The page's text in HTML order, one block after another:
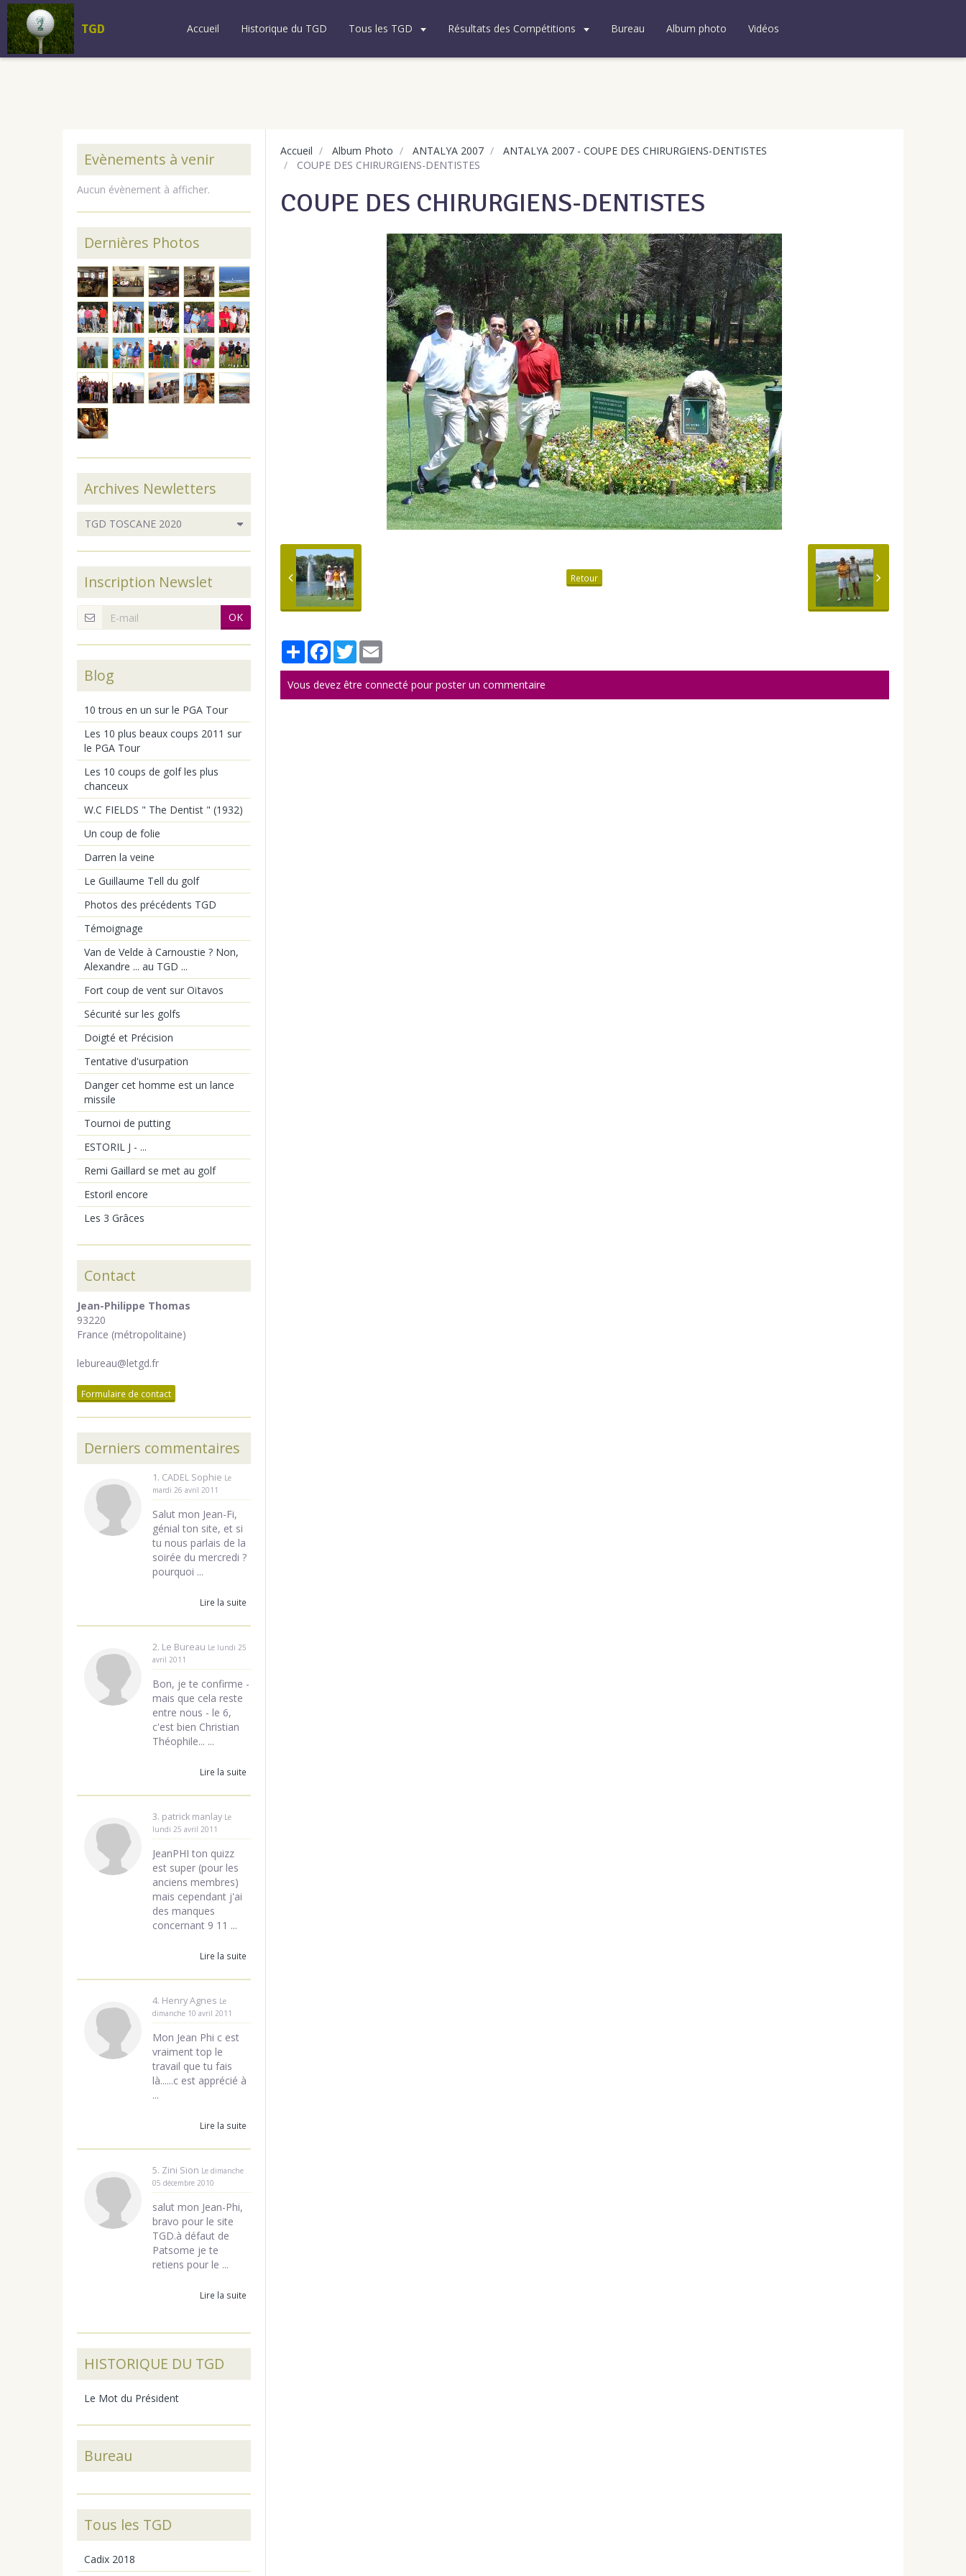
TGD Accueil Historique du TGD Tous les TGD Résultats des Compétitions Bureau Album photo Vidéos
Accueil Album Photo ANTALYA 2007
ANTALYA 2007 - COUPE DES CHIRURGIENS-DENTISTES
COUPE DES CHIRURGIENS-DENTISTES
COUPE DES CHIRURGIENS-DENTISTES
Retour
PartagerFacebook
TwitterEmail
Vous devez être connecté pour poster un commentaire
Evènements à venir
Aucun évènement à afficher.
Dernières Photos
Archives Newletters
Inscription Newslet
OK
Blog
10 trous en un sur le PGA Tour
Les 10 plus beaux coups 2011 sur
le PGA Tour
Les 10 coups de golf les plus
chanceux
W.C FIELDS " The Dentist " (1932)
Un coup de folie
Darren la veine
Le Guillaume Tell du golf
Photos des précédents TGD
Témoignage
Van de Velde à Carnoustie ? Non,
Alexandre ... au TGD ...
Fort coup de vent sur Oïtavos
Sécurité sur les golfs
Doigté et Précision
Tentative d'usurpation
Danger cet homme est un lance
missile
Tournoi de putting
ESTORIL J - ...
Remi Gaillard se met au golf
Estoril encore
Les 3 Grâces
Contact
Jean-Philippe Thomas
93220
France (métropolitaine)
lebureau@letgd.fr
Formulaire de contact
Derniers commentaires
1. CADEL Sophie Le
mardi 26 avril 2011
Salut mon Jean-Fi,
génial ton site, et si
tu nous parlais de la
soirée du mercredi ?
pourquoi ...
Lire la suite
2. Le Bureau Le lundi 25
avril 2011
Bon, je te confirme -
mais que cela reste
entre nous - le 6,
c'est bien Christian
Théophile... ...
Lire la suite
3. patrick manlay Le
lundi 25 avril 2011
JeanPHI ton quizz
est super (pour les
anciens membres)
mais cependant j'ai
des manques
concernant 9 11 ...
Lire la suite
4. Henry Agnes Le
dimanche 10 avril 2011
Mon Jean Phi c est
vraiment top le
travail que tu fais
là......c est apprécié à
...
Lire la suite
5. Zini Sion Le dimanche
05 décembre 2010
salut mon Jean-Phi,
bravo pour le site
TGD.à défaut de
Patsome je te
retiens pour le ...
Lire la suite
HISTORIQUE DU TGD
Le Mot du Président
Bureau
Tous les TGD
Cadix 2018